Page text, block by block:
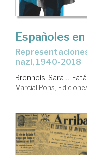
Españoles
Representaciones de un campo de concentración
nazi, 1940-2018
Brenneis, Sara J.;
Marcial Pons,